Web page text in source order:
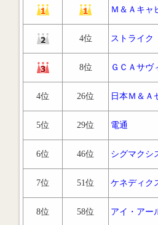
Ｍ＆Ａキャ
4位 ストライク
8位 ＧＣＡサヴ
4位 26位 日本Ｍ＆Ａ
5位 29位 電通
6位 46位 シグマクシ
7位 51位 ケネディク
8位 58位 アイ・アー